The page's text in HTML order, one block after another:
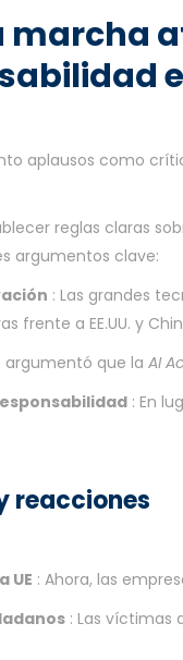
marcha
aplausos como
reglas claras
argumentos clave:
: Las grandes
frente a EE.UU. y
argumentó que la AI
: En
reacciones
UE : Ahora, las
: Las víctimas